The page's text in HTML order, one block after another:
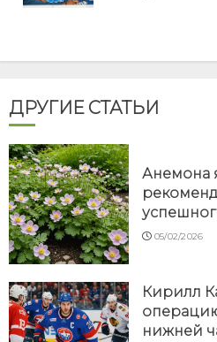
ДРУГИЕ СТАТЬИ
Анемона
05/02/2026
Кирилл
нижней